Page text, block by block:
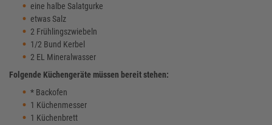
eine halbe Salatgurke
etwas Salz
2 Frühlingszwiebeln
1/2 Bund Kerbel
2 EL Mineralwasser
Folgende Küchengeräte müssen bereit stehen:
* Backofen
1 Küchenmesser
1 Küchenbrett